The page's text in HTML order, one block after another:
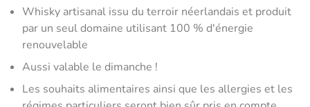
Whisky artisanal issu du terroir néerlandais et produit
par un seul domaine utilisant 100 % d'énergie
renouvelable
Aussi valable le dimanche !
Les souhaits alimentaires ainsi que les allergies et les